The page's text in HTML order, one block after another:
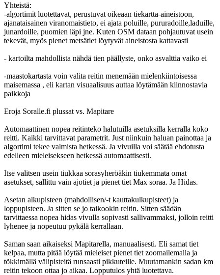
Yhteistä:
-algortimit luotettavat, perustuvat oikeaan tiekartta-aineistoon,
ajanataisainen viranomaistieto, ei ajata poluille, pururadoille,laduille,
junardoille, puomien läpi jne. Kuten OSM dataan pohjautuvat usein
tekevät, myös pienet metsätiet löytyvät aineistosta kattavasti
- kartoilta mahdollista nähdä tien päällyste, onko asvalttia vaiko ei
-maastokartasta voin valita reitin menemään mielenkiintoisessa
maisemassa , eli kartan visuaalisuus auttaa löytämään kiinnostavia
paikkoja
Eroja Soralle.fi plussat vs. Mapitare
Automaattinen nopea reitinteko halutuilla asetuksilla kerralla koko
reitti. Kaikki tarvittavat parametrit. Just niinkuin haluan painottaa ja
algortimi tekee valmista hetkessä. Ja vivuilla voi säätää ehdotusta
edelleen mieleisekseen hetkessä automaattisesti.
Itse valitsen usein tiukkaa sorasyheröäkin tiukemmata omat
asetukset, sallittu vain ajotiet ja pienet tiet Max soraa. Ja Hidas.
Asetan alkupisteen (mahdollisen/-t kauttakulkupisteet) ja
loppupisteen. Ja sitten se jo taikookin reitin. Sitten säädän
tarvittaessa nopea hidas vivulla sopivasti sallivammaksi, jolloin reitti
lyhenee ja nopeutuu pykälä kerrallaan.
Saman saan aikaiseksi Mapitarella, manuaalisesti. Eli samat tiet
kelpaa, mutta pitää löytää mieleiset pienet tiet zoomailemalla ja
tökkimällä välipisteitä runsaasti pikkuteille. Muutamankin sadan km
reitin tekoon ottaa jo aikaa. Lopputulos yhtä luotettava.